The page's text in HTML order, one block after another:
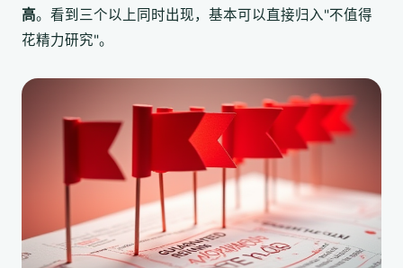
高。看到三个以上同时出现，基本可以直接归入"不值得
花精力研究"。